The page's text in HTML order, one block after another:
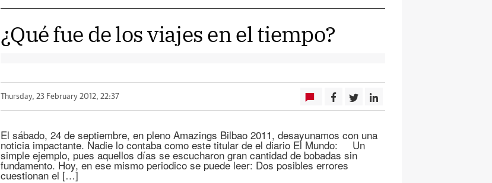
¿Qué fue de los viajes en el tiempo?
Thursday, 23 February 2012, 22:37
El sábado, 24 de septiembre, en pleno Amazings Bilbao 2011, desayunamos con una
noticia impactante. Nadie lo contaba como este titular de el diario El Mundo: Un
simple ejemplo, pues aquellos días se escucharon gran cantidad de bobadas sin
fundamento. Hoy, en ese mismo periodico se puede leer: Dos posibles errores
cuestionan el […]